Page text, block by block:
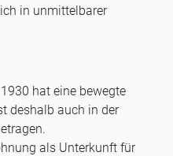
in unmittelbarer
hat eine bewegte
deshalb auch in der
als Unterkunft für